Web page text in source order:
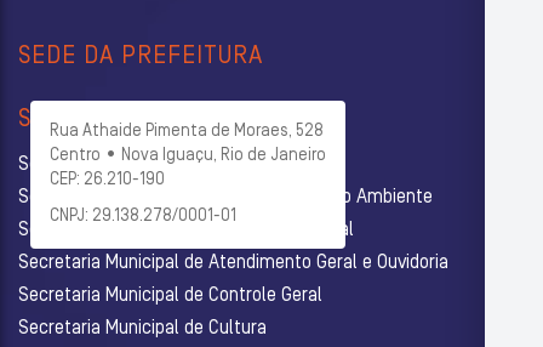
SEDE DA PREFEITURA
Rua Athaide Pimenta de Moraes, 528
Centro • Nova Iguaçu, Rio de Janeiro
CEP: 26.210-190
CNPJ: 29.138.278/0001-01
SECRETARIAS
Secretaria Municipal de Administração
Secretaria Municipal de Agricultura e Meio Ambiente
Secretaria Municipal de Assistência Social
Secretaria Municipal de Atendimento Geral e Ouvidoria
Secretaria Municipal de Controle Geral
Secretaria Municipal de Cultura